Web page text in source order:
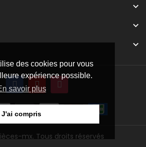
des cookies pour vous
expérience possible.
savoir plus
J'ai compris
mx. Tous droits réservés